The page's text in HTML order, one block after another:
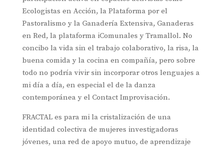
Ecologistas en Acción, la Plataforma por el
Pastoralismo y la Ganadería Extensiva, Ganaderas
en Red, la plataforma iComunales y Tramallol. No
concibo la vida sin el trabajo colaborativo, la risa, la
buena comida y la cocina en compañía, pero sobre
todo no podría vivir sin incorporar otros lenguajes a
mi día a día, en especial el de la danza
contemporánea y el Contact Improvisación.
FRACTAL es para mi la cristalización de una
identidad colectiva de mujeres investigadoras
jóvenes, una red de apoyo mutuo, de aprendizaje